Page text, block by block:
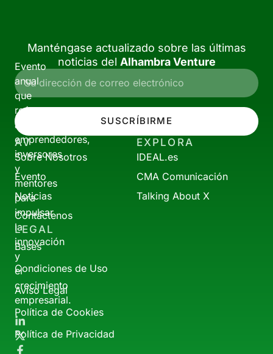
Evento
anual
que
reúne
a
emprendedores,
inversores
y
mentores
para
impulsar
la
innovación
y
el
crecimiento
empresarial.
Manténgase actualizado sobre las últimas
noticias del Alhambra Venture
SUSCRÍBIRME
AV
Sobre Nosotros
Evento
Noticias
Contáctenos
EXPLORA
IDEAL.es
CMA Comunicación
Talking About X
LEGAL
Bases
Condiciones de Uso
Aviso Legal
Política de Cookies
Política de Privacidad